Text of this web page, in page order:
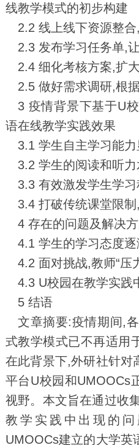
线教学模式的初步构建
2.2 线上线下资源整
2.3 发布学习任务单,
2.4 细化考核方案,扩
2.5 做好需求调研,根
3 疫情背景下基于U
语在线教学实践效果
3.1 学生自主学习能
3.2 学生的阅读和听
3.3 有效激发学生学
3.4 打破传统课堂限
4 存在的问题及解决
4.1 学生的学习态度逐
4.2 面对挑战,教师“压
4.3 U校园在教学实践
5 结语
文章摘要:疫情期间,
式教学模式已不再适用
在此背景下,外研社针对
平台U校园和UMOOCs
视野。本文旨在通过收
教学实践中出现的
UMOOCs建立的大学英